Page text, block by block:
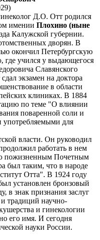
Д.О. Отт родился
имении Плохино (ныне
Калужской губернии.
дворян. В
окончил Петербургскую
учился у выдающегося
Славянского
экзамен на доктора
в области
клиниках. В 1884
по теме "О влиянии
поваренной соли и
употребляемыми для
власти. Он руководил
работать в нем
пожизненным Почетным
был таким, что в народе
Отта". В 1924 году
установлен бронзовый
в знак признания заслуг
традиций научно-
и гинекологии
его имя. И сегодня
науки России.